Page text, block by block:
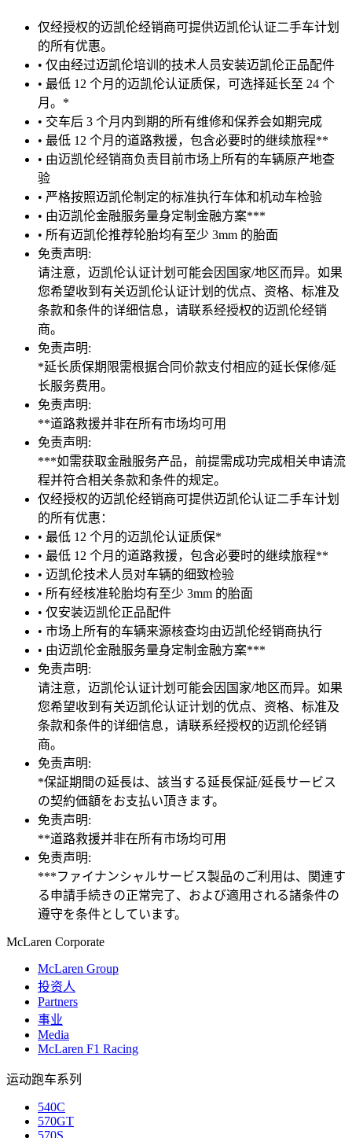
仅经授权的迈凯伦经销商可提供迈凯伦认证二手车计划
的所有优惠。
• 仅由经过迈凯伦培训的技术人员安装迈凯伦正品配件
• 最低 12 个月的迈凯伦认证质保，可选择延长至 24 个
月。*
• 交车后 3 个月内到期的所有维修和保养会如期完成
• 最低 12 个月的道路救援，包含必要时的继续旅程**
• 由迈凯伦经销商负责目前市场上所有的车辆原产地查
验
• 严格按照迈凯伦制定的标准执行车体和机动车检验
• 由迈凯伦金融服务量身定制金融方案***
• 所有迈凯伦推荐轮胎均有至少 3mm 的胎面
免责声明:
请注意，迈凯伦认证计划可能会因国家/地区而异。如果
您希望收到有关迈凯伦认证计划的优点、资格、标准及
条款和条件的详细信息，请联系经授权的迈凯伦经销
商。
免责声明:
*延长质保期限需根据合同价款支付相应的延长保修/延
长服务费用。
免责声明:
**道路救援并非在所有市场均可用
免责声明:
***如需获取金融服务产品，前提需成功完成相关申请流
程并符合相关条款和条件的规定。
仅经授权的迈凯伦经销商可提供迈凯伦认证二手车计划
的所有优惠：
• 最低 12 个月的迈凯伦认证质保*
• 最低 12 个月的道路救援，包含必要时的继续旅程**
• 迈凯伦技术人员对车辆的细致检验
• 所有经核准轮胎均有至少 3mm 的胎面
• 仅安装迈凯伦正品配件
• 市场上所有的车辆来源核查均由迈凯伦经销商执行
• 由迈凯伦金融服务量身定制金融方案***
免责声明:
请注意，迈凯伦认证计划可能会因国家/地区而异。如果
您希望收到有关迈凯伦认证计划的优点、资格、标准及
条款和条件的详细信息，请联系经授权的迈凯伦经销
商。
免责声明:
*保証期間の延長は、該当する延長保証/延長サービス
の契約価額をお支払い頂きます。
免责声明:
**道路救援并非在所有市场均可用
免责声明:
***ファイナンシャルサービス製品のご利用は、関連す
る申請手続きの正常完了、および適用される諸条件の
遵守を条件としています。
McLaren Corporate
McLaren Group
投资人
Partners
事业
Media
McLaren F1 Racing
运动跑车系列
540C
570GT
570S